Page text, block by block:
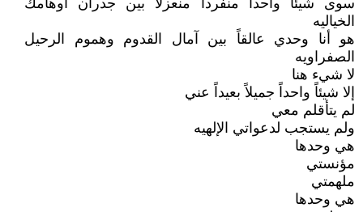
سوى شيئاً واحداً منفرداً منعزلاً بين جدران أوهامك
الخياليه
هو أنا وحدي عالقاً بين آمال القدوم وهموم الرحيل
الصفراويه
لا شيء هنا
إلا شيئاً واحداً جميلاً بعيداً عني
لم يتأقلم معي
ولم يستجب لدعواتي الإلهيه
هي وحدها
مؤنستي
ملهمتي
هي وحدها